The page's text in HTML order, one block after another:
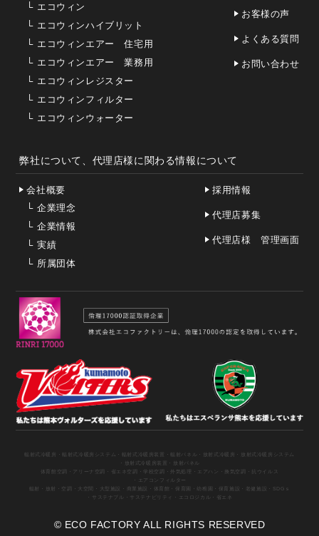
└ エコウィン
└ エコウィンハイブリット
└ エコウィンエアー 住宅用
└ エコウィンエアー 業務用
└ エコウィンレジスター
└ エコウィンフィルター
└ エコウィンウォーター
お客様の声
よくある質問
お問い合わせ
弊社について、代理店様に関わる情報について
会社概要
└ 企業理念
└ 企業情報
└ 実績
└ 所属団体
採用情報
代理店募集
代理店様 管理画面
輻射式冷暖房 ・輻射式冷暖房システム ・輻射式冷暖房装置 ・輻射パネル ・放射式冷暖房
・放射式冷暖房システム
・放射式冷暖房装置
・放射パネル
体育館空調
・アリーナ空調 ・省エネ空調 ・学校空調 ・外気処理 ・エアハン ・換気空調
・抗ウイルス
・エアコンフィルター
輻射
・放射 ・空調 ・大空間 ・大型施設 ・商業施設 ・体育館 ・保育園 ・幼稚園 ・保育施設 ・老健施設 ・SDGｓ
・サステナブル
・サステナビリティ ・エコロジカル ・省エネ
© ECO FACTORY ALL RIGHTS RESERVED